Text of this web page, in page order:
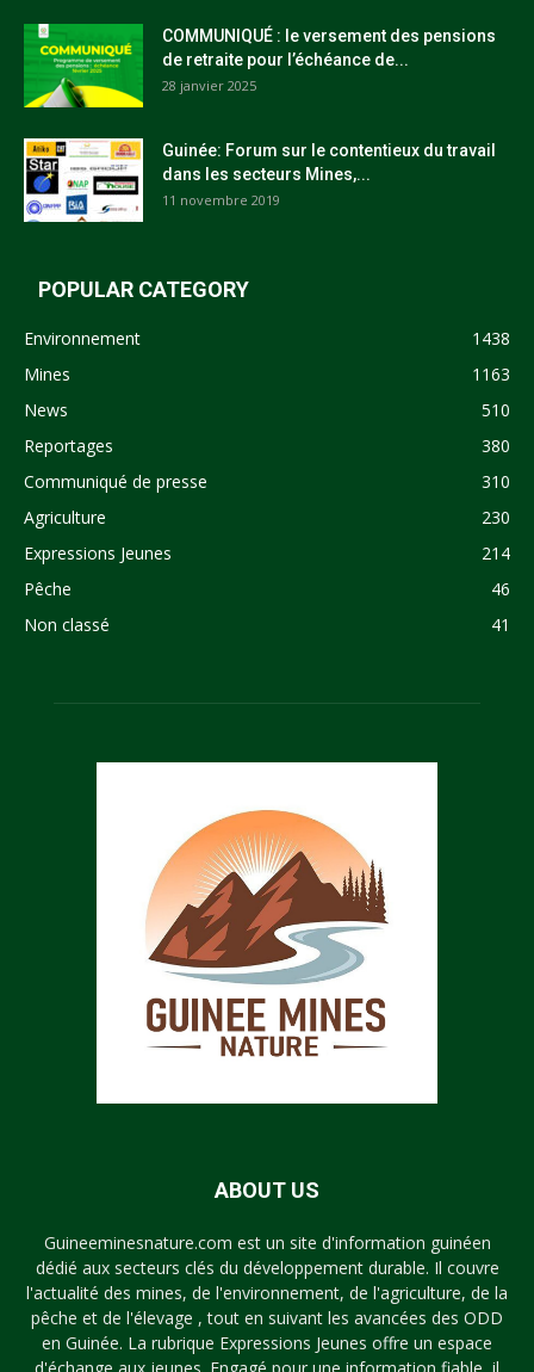
COMMUNIQUÉ : le versement des pensions
de retraite pour l’échéance de...
28 janvier 2025
Guinée: Forum sur le contentieux du travail
dans les secteurs Mines,...
11 novembre 2019
POPULAR CATEGORY
Environnement
1438
Mines
1163
News
510
Reportages
380
Communiqué de presse
310
Agriculture
230
Expressions Jeunes
214
Pêche
46
Non classé
41
ABOUT US
Guineeminesnature.com est un site d'information guinéen
dédié aux secteurs clés du développement durable. Il couvre
l'actualité des mines, de l'environnement, de l'agriculture, de la
pêche et de l'élevage , tout en suivant les avancées des ODD
en Guinée. La rubrique Expressions Jeunes offre un espace